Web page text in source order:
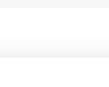
stress assessment,